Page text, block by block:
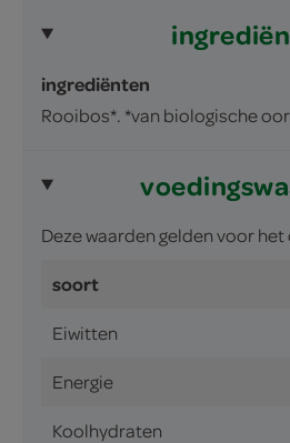
ingrediënten
Rooibos*. *van biologische
Deze waarden gelden voor
soort
Eiwitten
Energie
Koolhydraten